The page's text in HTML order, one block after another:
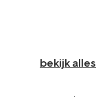
bekijk alles